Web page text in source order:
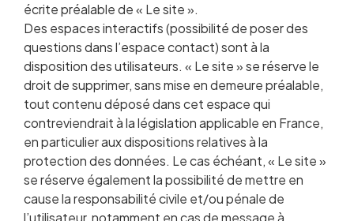
écrite préalable de « Le site ».
Des espaces interactifs (possibilité de poser des
questions dans l’espace contact) sont à la
disposition des utilisateurs. « Le site » se réserve le
droit de supprimer, sans mise en demeure préalable,
tout contenu déposé dans cet espace qui
contreviendrait à la législation applicable en France,
en particulier aux dispositions relatives à la
protection des données. Le cas échéant, « Le site »
se réserve également la possibilité de mettre en
cause la responsabilité civile et/ou pénale de